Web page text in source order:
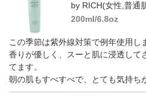
by RICH(女性,普通
200ml/6.8oz
この季節は紫外線対策で例年使用し
香りが優しく、スーと肌に浸透して
てます。
朝の肌もすべすべで、とても気持ち